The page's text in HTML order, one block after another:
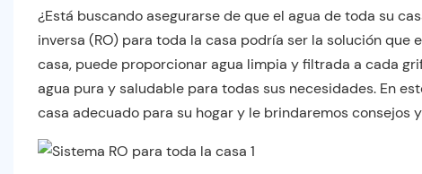
¿Está buscando asegurarse de que el agua de toda su
inversa (RO) para toda la casa podría ser la solución
casa, puede proporcionar agua limpia y filtrada a cada
agua pura y saludable para todas sus necesidades. En
casa adecuado para su hogar y le brindaremos consejos